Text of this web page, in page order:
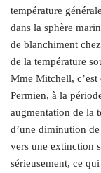
température
dans la sphère
de blanchiment
de la température
Mme Mitchell, c’est
Permien, à la
augmentation de la
d’une diminution
vers une extinction
sérieusement, ce